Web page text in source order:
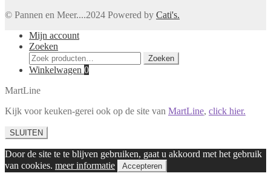
© Pannen en Meer....2024 Powered by Cati's.
Mijn account
Zoeken
Zoeken
naar:
Zoeken
Winkelwagen 0
MartLine
Kijk voor keuken-gerei ook op de site van MartLine, click hier.
SLUITEN
Door de site te te blijven gebruiken, gaat u akkoord met het gebruik
van cookies. meer informatie Accepteren